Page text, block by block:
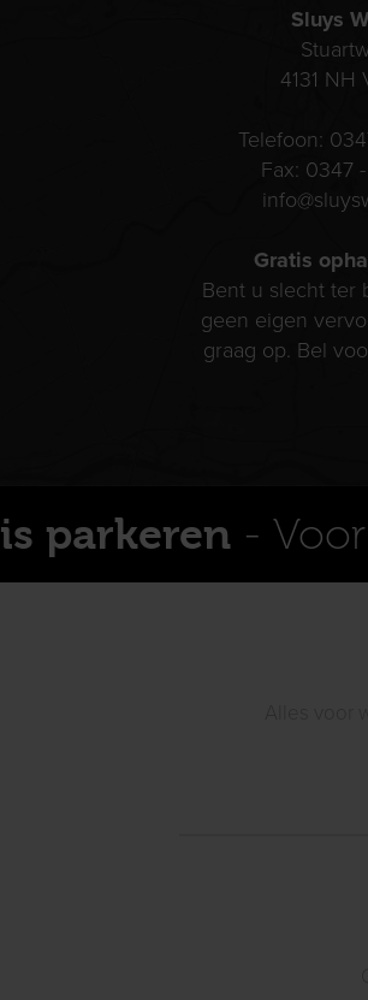
Sluys
4131 NH
Telefoon:
Fax: 0347
Gratis
Bent u slecht ter
geen eigen
graag op. Bel
parkeren -